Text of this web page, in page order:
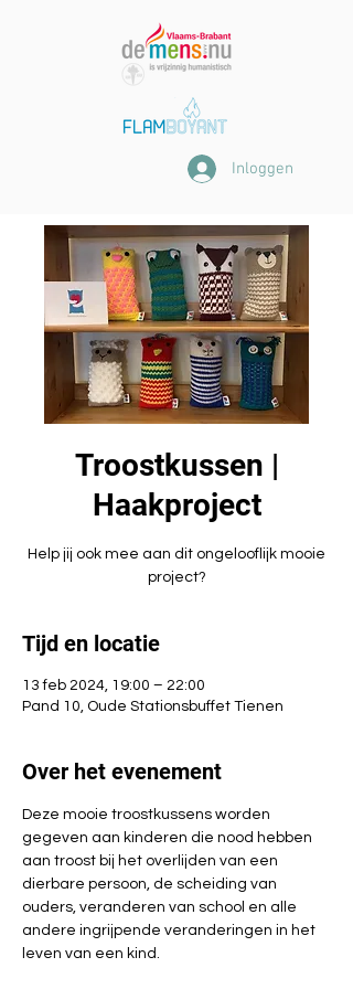
Inloggen
Troostkussen |
Haakproject
Help jij ook mee aan dit ongelooflijk mooie
project?
Tijd en locatie
13 feb 2024, 19:00 – 22:00
Pand 10, Oude Stationsbuffet Tienen
Over het evenement
Deze mooie troostkussens worden
gegeven aan kinderen die nood hebben
aan troost bij het overlijden van een
dierbare persoon, de scheiding van
ouders, veranderen van school en alle
andere ingrijpende veranderingen in het
leven van een kind.